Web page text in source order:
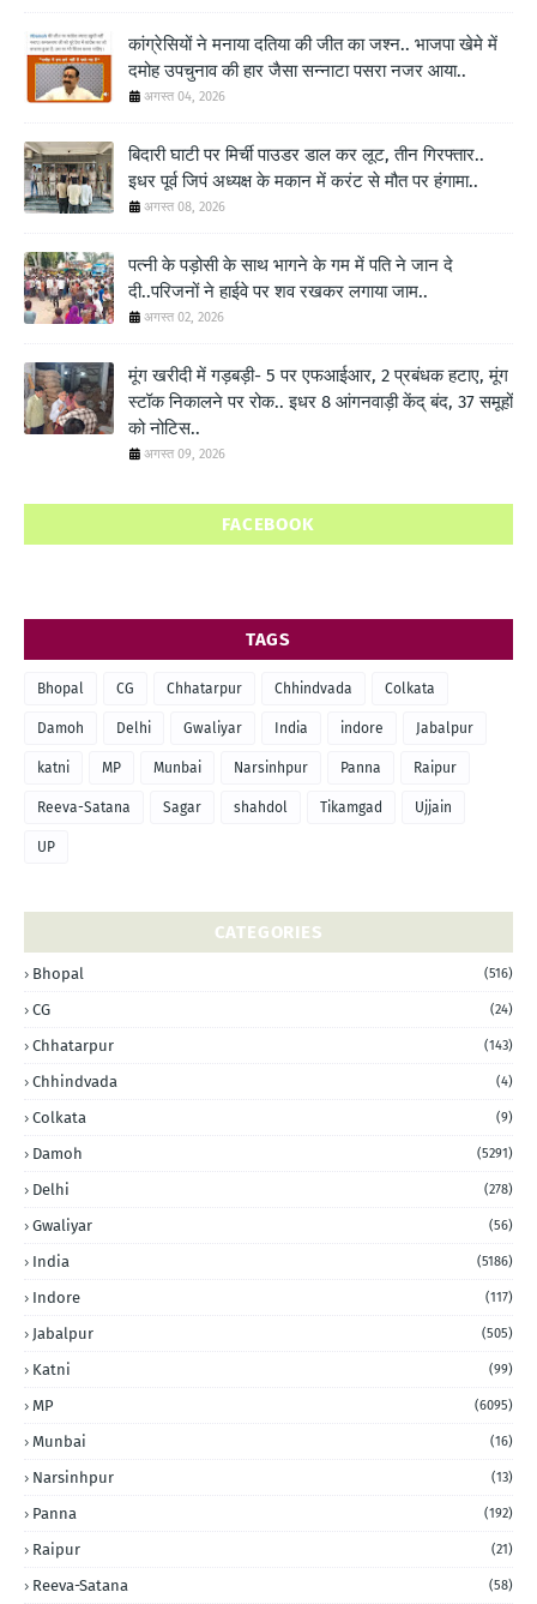
कांग्रेसियों ने मनाया दतिया की जीत का जश्न.. भाजपा खेमे में
दमोह उपचुनाव की हार जैसा सन्नाटा पसरा नजर आया..
अगस्त 04, 2026
बिदारी घाटी पर मिर्ची पाउडर डाल कर लूट, तीन गिरफ्तार..
इधर पूर्व जिपं अध्यक्ष के मकान में करंट से मौत पर हंगामा..
अगस्त 08, 2026
पत्नी के पड़ोसी के साथ भागने के गम में पति ने जान दे
दी..परिजनों ने हाईवे पर शव रखकर लगाया जाम..
अगस्त 02, 2026
मूंग खरीदी में गड़बड़ी- 5 पर एफआईआर, 2 प्रबंधक हटाए, मूंग
स्टॉक निकालने पर रोक.. इधर 8 आंगनवाड़ी केंद् बंद, 37 समूहों
को नोटिस..
अगस्त 09, 2026
FACEBOOK
TAGS
Bhopal CG Chhatarpur Chhindvada Colkata
Damoh Delhi Gwaliyar India indore Jabalpur
katni MP Munbai Narsinhpur Panna Raipur
Reeva-Satana Sagar shahdol Tikamgad Ujjain
UP
CATEGORIES
Bhopal (516)
CG (24)
Chhatarpur (143)
Chhindvada (4)
Colkata (9)
Damoh (5291)
Delhi (278)
Gwaliyar (56)
India (5186)
Indore (117)
Jabalpur (505)
Katni (99)
MP (6095)
Munbai (16)
Narsinhpur (13)
Panna (192)
Raipur (21)
Reeva-Satana (58)